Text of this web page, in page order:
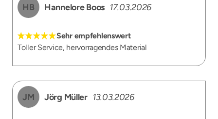
HB Hannelore Boos 17.03.2026
Sehr empfehlenswert
Toller Service, hervorragendes Material
JM Jörg Müller 13.03.2026